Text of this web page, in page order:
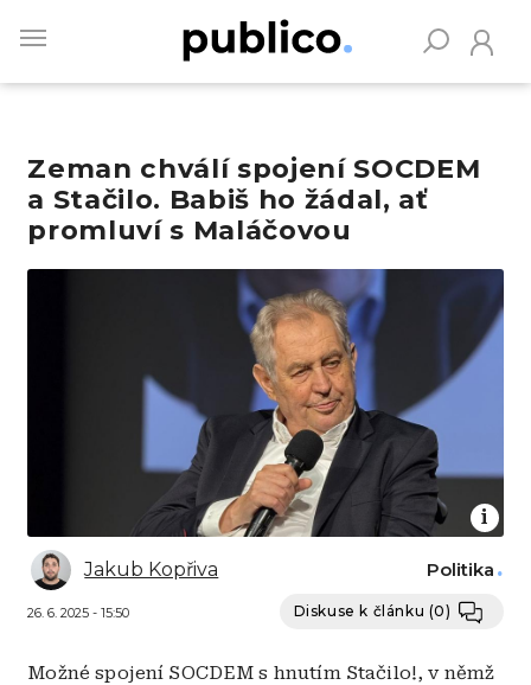
main
Zeman chválí spojení SOCDEM
a Stačilo. Babiš ho žádal, ať
promluví s Maláčovou
Obrázek
Jakub Kopřiva
26. 6. 2025 - 15:50
Politika
Diskuse k článku (0)
Možné spojení SOCDEM s hnutím Stačilo!, v němž
Vyhledávejte na Publiku